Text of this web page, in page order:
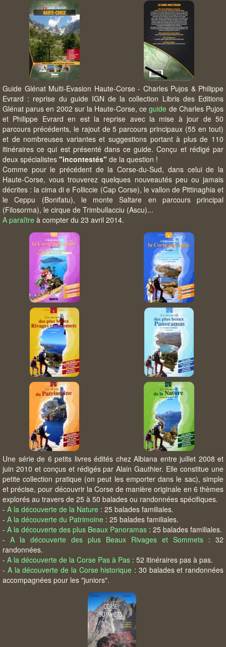
Guide Glénat Multi-Evasion Haute-Corse - Charles Pujos & Philippe
Evrard : reprise du guide IGN de la collection Libris des Editions
Glénat parus en 2002 sur la Haute-Corse, ceguide de Charles Pujos
et Philippe Evrard en est la reprise avec la mise à jour de 50
parcours précédents, le rajout de 5 parcours principaux (55 en tout)
et de nombreuses variantes et suggestions portant à plus de 110
itinéraires ce qui est présenté dans ce guide. Conçu et rédigé par
deux spécialistes "incontestés" de la question !
Comme pour le précédent de la Corse-du-Sud, dans celui de la
Haute-Corse, vous trouverez quelques nouveautés peu ou jamais
décrites : la cima di e Folliccie (Cap Corse), le vallon de Pittinaghia et
le Ceppu (Bonifatu), le monte Saltare en parcours principal
(Filosorma), le cirque de Trimbullacciu (Ascu)...
A paraître à compter du 23 avril 2014.
Une série de 6 petits livres édités chez Albiana entre juillet 2008 et
juin 2010 et conçus et rédigés par Alain Gauthier. Elle constitue une
petite collection pratique (on peut les emporter dans le sac), simple
et précise, pour découvrir la Corse de manière originale en 6 thèmes
explorés au travers de 25 à 50 balades ou randonnées spécifiques.
- A la découverte de la Nature : 25 balades familiales.
- A la découverte du Patrimoine : 25 balades familiales.
- A la découverte des plus Beaux Panoramas : 25 balades familiales.
- A la découverte des plus Beaux Rivages et Sommets : 32
randonnées.
- A la découverte de la Corse Pas à Pas : 52 itinéraires pas à pas.
- A la découverte de la Corse historique : 30 balades et randonnées
accompagnées pour les "juniors".